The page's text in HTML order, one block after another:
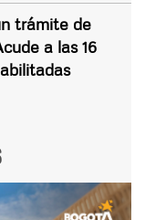
trámite de
a las 16